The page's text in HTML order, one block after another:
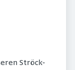
Ströck-